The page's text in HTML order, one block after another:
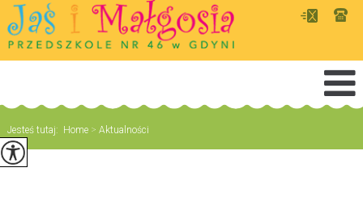
Jesteś tutaj: Home > Aktualności